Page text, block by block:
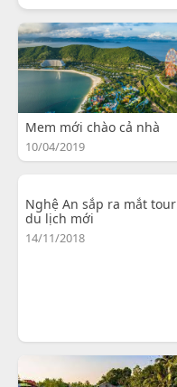
Mem mới chào cả nhà
10/04/2019
Nghệ An sắp ra mắt tour
du lịch mới
14/11/2018